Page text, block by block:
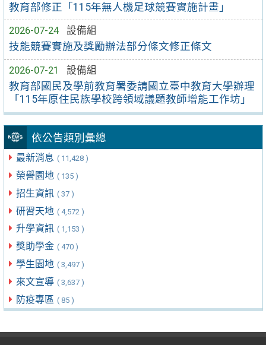
教育部修正「115年無人機足球競賽實施計畫」
2026-07-24
設備組
技能競賽實施及獎勵辦法部分條文修正條文
2026-07-21
設備組
教育部國民及學前教育署委請國立臺中教育大學辦理
「115年原住民族學校跨領域議題教師增能工作坊」
依公告類別彙總
最新消息 ( 11,428 )
榮譽園地 ( 135 )
招生資訊 ( 37 )
研習天地 ( 4,572 )
升學資訊 ( 1,153 )
獎助學金 ( 470 )
學生園地 ( 3,497 )
來文宣導 ( 3,637 )
防疫專區 ( 85 )